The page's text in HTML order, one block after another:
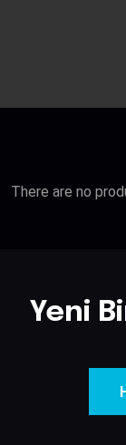
There are no
Yeni